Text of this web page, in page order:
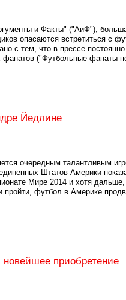
и Факты" ("АиФ"),
опасаются встретиться с
с тем, что в прессе
фанатов ("Футбольные фанаты
Йедлине
очередным талантливым
Штатов Америки
Мире 2014 и хотя
футбол в Америке
приобретение